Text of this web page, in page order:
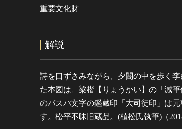
重要文化財
解説
詩を口ずさみながら、夕闇の中を歩く
た本図は、梁楷【りょうかい】の「減
のパスパ文字の鑑蔵印「大司徒印」は
す。松平不昧旧蔵品。(植松氏執筆)（